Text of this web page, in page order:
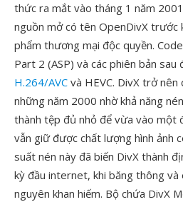
thức ra mắt vào tháng 1 năm
nguồn mở có tên OpenDivX trước
phẩm thương mại độc quyền.
Part 2 (ASP) và các phiên bản
H.264/AVC và HEVC. DivX trở
những năm 2000 nhờ khả năng
thành tệp đủ nhỏ để vừa vào một
vẫn giữ được chất lượng hình ảnh
suất nén này đã biến DivX thành
kỳ đầu internet, khi băng thông
nguyên khan hiếm. Bộ chứa DivX